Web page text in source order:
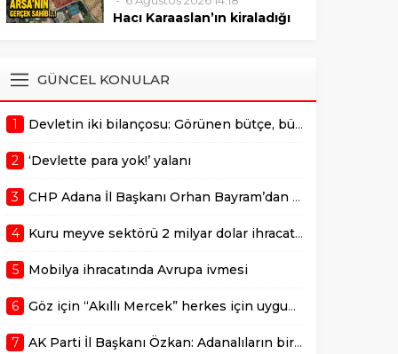
sonrasında verilmelidir."
Mustafa Özkan, Çukurova’da
dair usulsüzlük şüphelerini
gündeme taşıdı. Özkan,
sürecin takipçisi olduklarını
Hacı Karaaslan’ın kiraladığı
ADANA –
geçtiğimiz günlerde
Adana Büyükşehir
bölgesindeki yaklaşık 7,5
kiralanmasına ilişkin yeni
söz konusu...
GÜNCEL KONULAR
1 Devletin iki bilançosu: Görünen bütçe, bütçe dışı riskler ve hazineyi bekleyen yük
2 ‘Devlette para yok!’ yalanı
3 CHP Adana İl Başkanı Orhan Bayram’dan AK Parti İl Başkanı Mustafa Özkan’a cevap!
4 Kuru meyve sektörü 2 milyar dolar ihracat hedefi için Ankara’dan destek istedi
5 Mobilya ihracatında Avrupa ivmesi
6 Göz için “Akıllı Mercek” herkes için uygun mu?
7 AK Parti İl Başkanı Özkan: Adanalıların bir metrekare malını kimseye yedirmeyiz!